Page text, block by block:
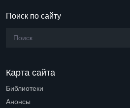
Поиск по сайту
Карта сайта
Библиотеки
Анонсы